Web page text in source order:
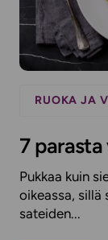
RUOKA JA
7
Pukkaa kuin
oikeassa, sillä
sateiden...